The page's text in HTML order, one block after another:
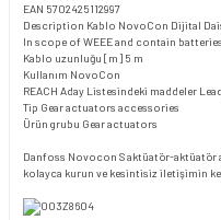
EAN 5702425112997
Description Kablo NovoCon Dijital
In scope of WEEE and contain batteries
Kablo uzunluğu [m] 5 m
Kullanım NovoCon
REACH Aday Listesindeki maddeler
Tip Gear actuators accessories
Ürün grubu Gear actuators
Danfoss Novocon S aktüatör-aktüatör
kolayca kurun ve kesintisiz iletişimin